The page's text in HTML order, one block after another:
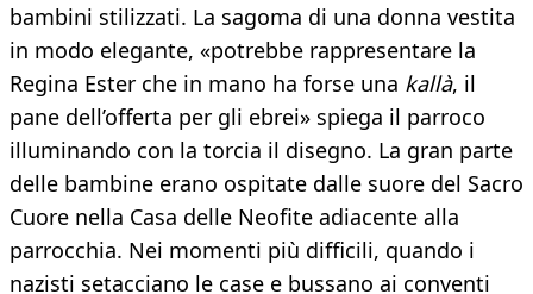
bambini stilizzati. La sagoma di una donna vestita
in modo elegante, «potrebbe rappresentare la
Regina Ester che in mano ha forse una kallà, il
pane dell’offerta per gli ebrei» spiega il parroco
illuminando con la torcia il disegno. La gran parte
delle bambine erano ospitate dalle suore del Sacro
Cuore nella Casa delle Neofite adiacente alla
parrocchia. Nei momenti più difficili, quando i
nazisti setacciano le case e bussano ai conventi